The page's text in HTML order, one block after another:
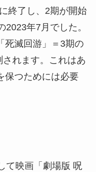
終了し、2期が開始
年7月でした。
死滅回游」＝3期の
れます。これはあ
保つためには必要
て映画「劇場版 呪